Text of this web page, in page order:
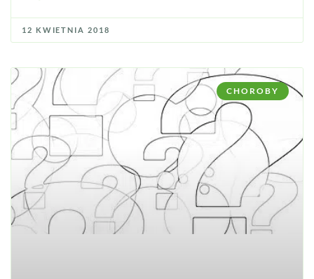
12 KWIETNIA 2018
CHOROBY